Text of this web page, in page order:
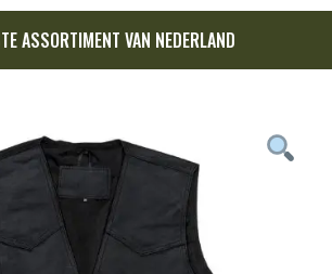
ASSORTIMENT VAN NEDERLAND